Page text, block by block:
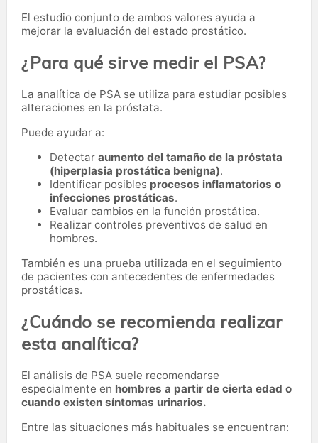
El estudio conjunto de ambos valores ayuda a
mejorar la evaluación del estado prostático.
¿Para qué sirve medir el PSA?
La analítica de PSA se utiliza para estudiar posibles
alteraciones en la próstata.
Puede ayudar a:
Detectar aumento del tamaño de la próstata
(hiperplasia prostática benigna).
Identificar posibles procesos inflamatorios o
infecciones prostáticas.
Evaluar cambios en la función prostática.
Realizar controles preventivos de salud en
hombres.
También es una prueba utilizada en el seguimiento
de pacientes con antecedentes de enfermedades
prostáticas.
¿Cuándo se recomienda realizar
esta analítica?
El análisis de PSA suele recomendarse
especialmente en hombres a partir de cierta edad o
cuando existen síntomas urinarios.
Entre las situaciones más habituales se encuentran: